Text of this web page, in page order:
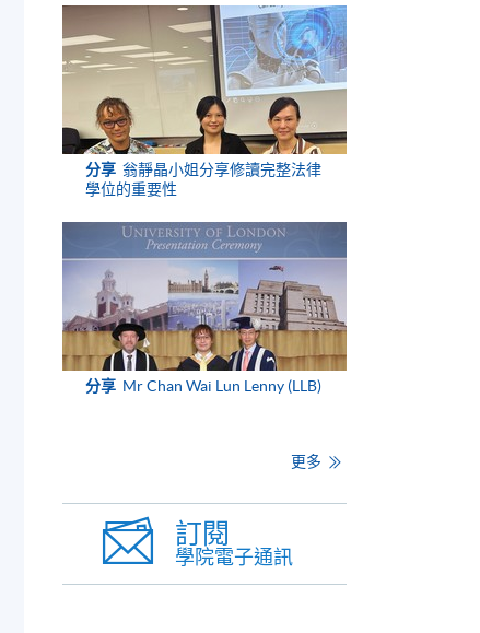
分享 翁靜晶小姐分享修讀完整法律
學位的重要性
分享 Mr Chan Wai Lun Lenny (LLB)
更多
訂閱
學院電子通訊